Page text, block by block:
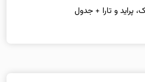
پراید و تارا + جدول